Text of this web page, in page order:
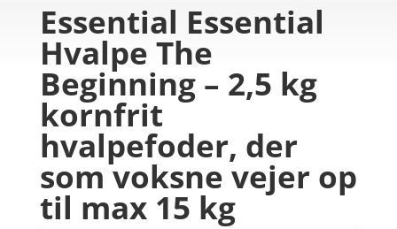
Essential Essential
Hvalpe The
Beginning – 2,5 kg
kornfrit
hvalpefoder, der
som voksne vejer op
til max 15 kg